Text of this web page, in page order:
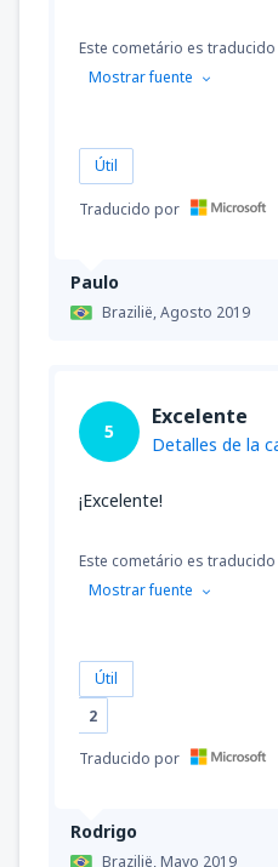
Paulo
Brazilië,Agosto 2019
Este cometário es
Mostrar fuente
Útil
Traducido por
Rodrigo
Brazilië,Mayo 2019
5
Excelente
Detalles de la
¡Excelente!
Este cometário es
Mostrar fuente
Útil
2
Traducido por